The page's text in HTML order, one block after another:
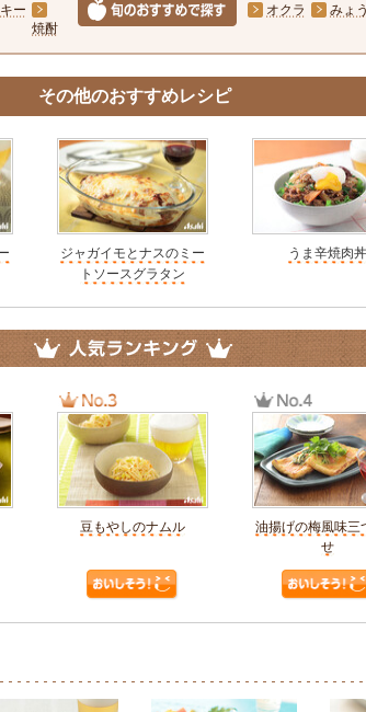
ー
焼酎
オクラ みょ
その他のおすすめレシピ
ジャガイモとナスのミー
トソースグラタン
うま辛焼肉丼
豆もやしのナムル
油揚げの梅風味三
せ